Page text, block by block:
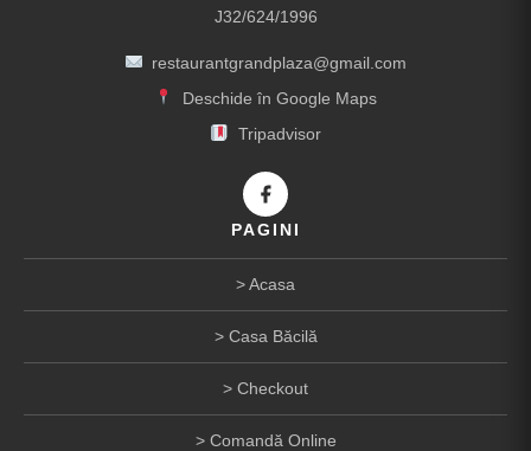
J32/624/1996
restaurantgrandplaza@gmail.com
Deschide în Google Maps
Tripadvisor
PAGINI
Acasa
Casa Băcilă
Checkout
Comandă Online